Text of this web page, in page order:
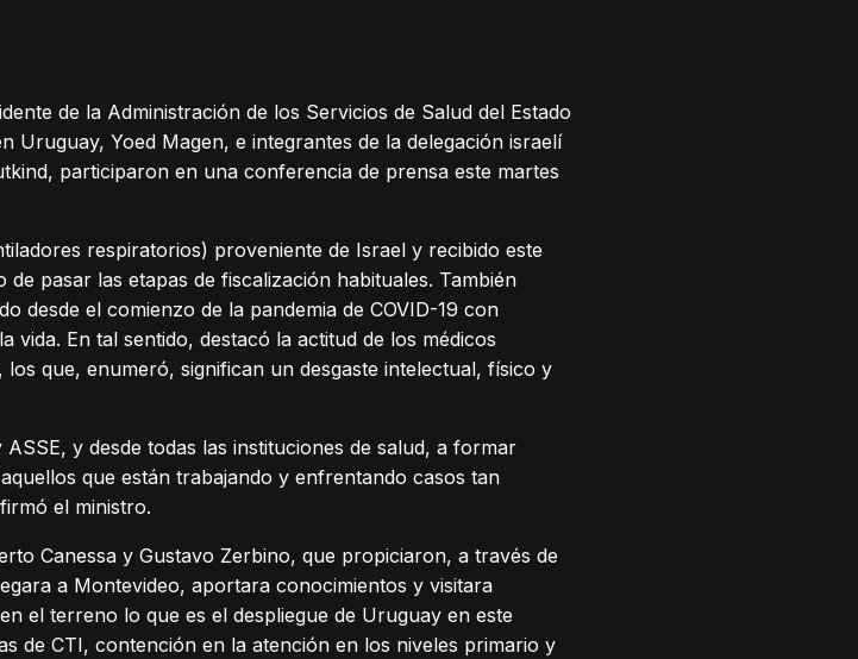
de la Administración de los Servicios de Salud del Estado
Uruguay, Yoed Magen, e integrantes de la delegación israelí
participaron en una conferencia de prensa este martes
respiratorios) proveniente de Israel y recibido este
pasar las etapas de fiscalización habituales. También
desde el comienzo de la pandemia de COVID-19 con
En tal sentido, destacó la actitud de los médicos
que, enumeró, significan un desgaste intelectual, físico y
y desde todas las instituciones de salud, a formar
que están trabajando y enfrentando casos tan
el ministro.
Canessa y Gustavo Zerbino, que propiciaron, a través de
a Montevideo, aportara conocimientos y visitara
el terreno lo que es el despliegue de Uruguay en este
de CTI, contención en la atención en los niveles primario y